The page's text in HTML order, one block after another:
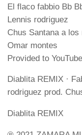
El flaco fabbio Bb
Lennis rodriguez
Chus Santana a los
Omar montes
Provided to
Diablita REMIX ·
rodriguez prod.
Diablita REMIX